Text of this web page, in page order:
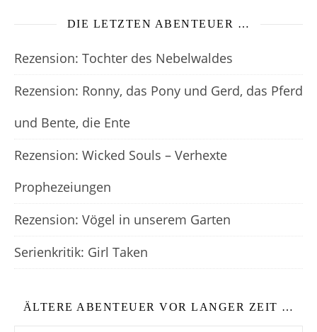
DIE LETZTEN ABENTEUER …
Rezension: Tochter des Nebelwaldes
Rezension: Ronny, das Pony und Gerd, das Pferd
und Bente, die Ente
Rezension: Wicked Souls – Verhexte
Prophezeiungen
Rezension: Vögel in unserem Garten
Serienkritik: Girl Taken
ÄLTERE ABENTEUER VOR LANGER ZEIT …